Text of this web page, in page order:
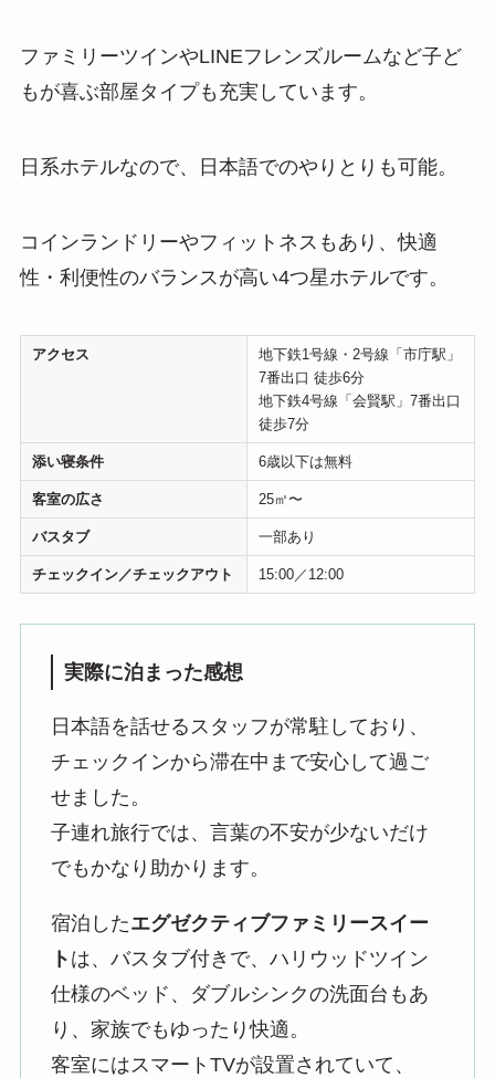
ファミリーツインやLINEフレンズルームなど子ど
もが喜ぶ部屋タイプも充実しています。
日系ホテルなので、日本語でのやりとりも可能。
コインランドリーやフィットネスもあり、快適
性・利便性のバランスが高い4つ星ホテルです。
アクセス
地下鉄1号線・2号線「市庁駅」
7番出口 徒歩6分
地下鉄4号線「会賢駅」7番出口
徒歩7分
添い寝条件 6歳以下は無料
客室の広さ 25㎡〜
バスタブ 一部あり
チェックイン／チェックアウト 15:00／12:00
実際に泊まった感想
日本語を話せるスタッフが常駐しており、
チェックインから滞在中まで安心して過ご
せました。
子連れ旅行では、言葉の不安が少ないだけ
でもかなり助かります。
宿泊したエグゼクティブファミリースイー
ト は、バスタブ付きで、ハリウッドツイン
仕様のベッド、ダブルシンクの洗面台もあ
り、家族でもゆったり快適。
客室にはスマートTVが設置されていて、